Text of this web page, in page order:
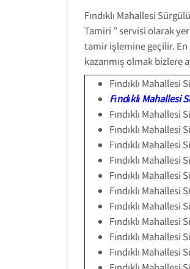
Fındıklı Mahallesi
Tamiri ” servisi olarak
tamir işlemine geçilir. En
kazanmış olmak bizlere
Fındıklı Mahallesi
Fındıklı Mahallesi
Fındıklı Mahallesi
Fındıklı Mahallesi
Fındıklı Mahallesi
Fındıklı Mahallesi
Fındıklı Mahallesi
Fındıklı
Fındıklı Mahallesi
Fındıklı Mahallesi
Fındıklı Mahallesi
Fındıklı Mahallesi